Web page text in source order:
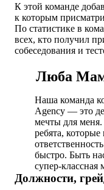
К этой команде
к которым
По статистике в
всех, кто получил
собеседования и
Люба
Наша команда
Agency — это
мечты для
ребята, которые
быстро. Быть
супер-классная
Должности,